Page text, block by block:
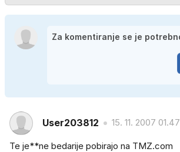
User203812 15. 11. 2007 01.47
Te je**ne bedarije pobirajo na TMZ.com